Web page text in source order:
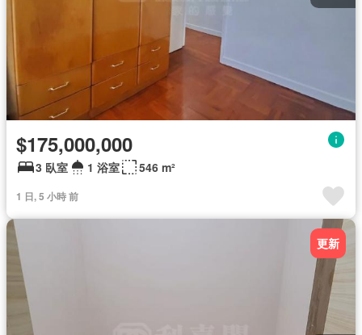
$175,000,000
3 臥室 1 浴室 546 m²
1 日, 5 小時 前
更新